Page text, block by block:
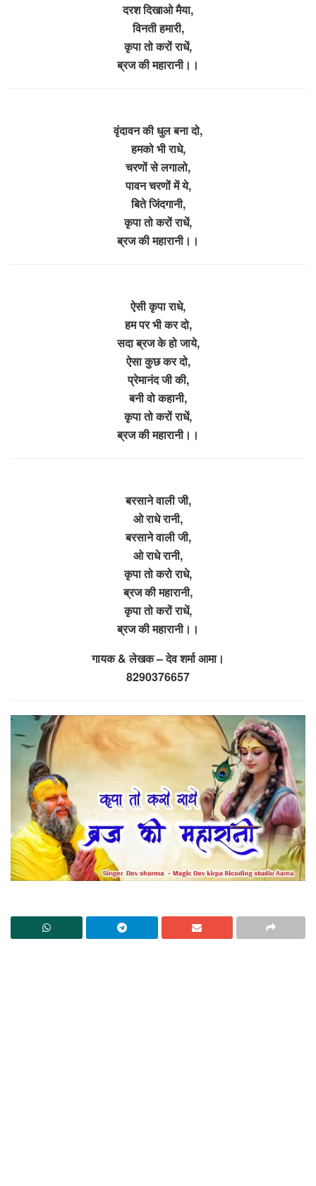
दरश दिखाओ मैया,
विनती हमारी,
कृपा तो करों राधें,
ब्रज की महारानी।।
वृंदावन की धुल बना दो,
हमको भी राधे,
चरणों से लगालो,
पावन चरणों में ये,
बिते जिंदगानी,
कृपा तो करों राधें,
ब्रज की महारानी।।
ऐसी कृपा राधे,
हम पर भी कर दो,
सदा ब्रज के हो जाये,
ऐसा कुछ कर दो,
प्रेमानंद जी की,
बनी वो कहानी,
कृपा तो करों राधें,
ब्रज की महारानी।।
बरसाने वाली जी,
ओ राधे रानी,
बरसाने वाली जी,
ओ राधे रानी,
कृपा तो करो राधे,
ब्रज की महारानी,
कृपा तो करों राधें,
ब्रज की महारानी।।
गायक & लेखक – देव शर्मा आमा।
8290376657